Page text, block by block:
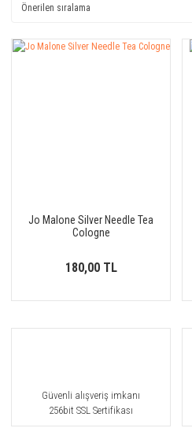
Jo Malone Silver Needle Tea
Cologne
180,00 TL
Güvenli alışveriş imkanı
256bit SSL Sertifikası